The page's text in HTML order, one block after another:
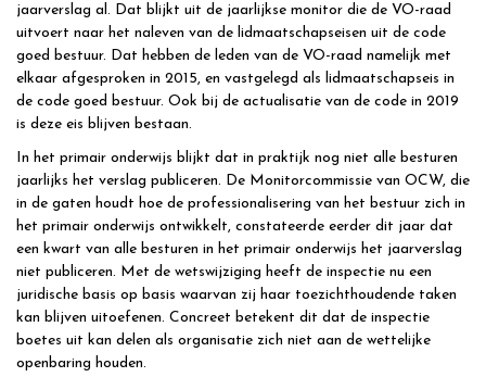
jaarverslag al. Dat blijkt uit de jaarlijkse monitor die de VO-raad
uitvoert naar het naleven van de lidmaatschapseisen uit de code
goed bestuur. Dat hebben de leden van de VO-raad namelijk met
elkaar afgesproken in 2015, en vastgelegd als lidmaatschapseis in
de code goed bestuur. Ook bij de actualisatie van de code in 2019
is deze eis blijven bestaan.
In het primair onderwijs blijkt dat in praktijk nog niet alle besturen
jaarlijks het verslag publiceren. De Monitorcommissie van OCW, die
in de gaten houdt hoe de professionalisering van het bestuur zich in
het primair onderwijs ontwikkelt, constateerde eerder dit jaar dat
een kwart van alle besturen in het primair onderwijs het jaarverslag
niet publiceren. Met de wetswijziging heeft de inspectie nu een
juridische basis op basis waarvan zij haar toezichthoudende taken
kan blijven uitoefenen. Concreet betekent dit dat de inspectie
boetes uit kan delen als organisatie zich niet aan de wettelijke
openbaring houden.